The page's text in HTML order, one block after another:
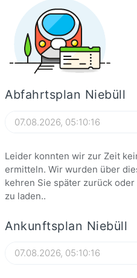
Abfahrtsplan Niebüll
Leider konnten wir zur Zeit
ermitteln. Wir wurden über
kehren Sie später zurück
zu laden..
Ankunftsplan Niebüll